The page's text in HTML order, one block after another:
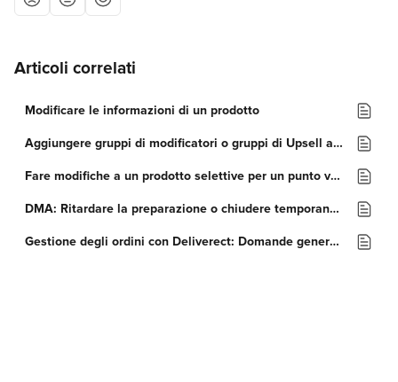
Articoli correlati
Modificare le informazioni di un prodotto
Aggiungere gruppi di modificatori o gruppi di Upsell a un prodotto
Fare modifiche a un prodotto selettive per un punto vendita
DMA: Ritardare la preparazione o chiudere temporaneamente uno store
Gestione degli ordini con Deliverect: Domande generali (FAQ)